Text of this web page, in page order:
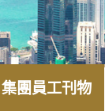
集團員工刊物